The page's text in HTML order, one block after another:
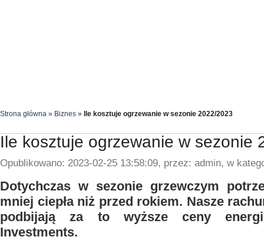
Strona główna » Biznes » Ile kosztuje ogrzewanie w sezonie 2022/2023
Ile kosztuje ogrzewanie w sezonie
Opublikowano: 2023-02-25 13:58:09, przez: admin, w
Dotychczas w sezonie grzewczym
mniej ciepła niż przed rokiem. Nasze
podbijają za to wyższe ceny
Investments.